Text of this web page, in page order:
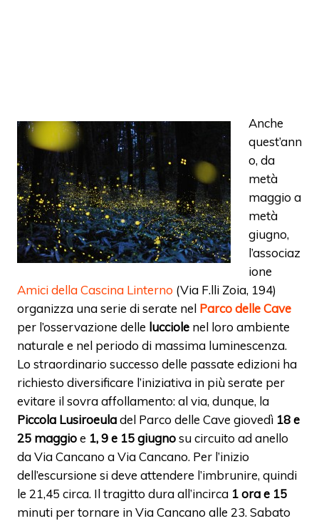
Anche
quest’ann
o, da
metà
maggio a
metà
giugno,
l’associaz
ione
Amici della Cascina Linterno (Via F.lli Zoia, 194)
organizza una serie di serate nel Parco delle Cave
per l’osservazione delle lucciole nel loro ambiente
naturale e nel periodo di massima luminescenza.
Lo straordinario successo delle passate edizioni ha
richiesto diversificare l’iniziativa in più serate per
evitare il sovra affollamento: al via, dunque, la
Piccola Lusiroeuladel Parco delle Cave giovedì 18 e
25 maggioe 1, 9 e 15 giugnosu circuito ad anello
da Via Cancano a Via Cancano. Per l’inizio
dell’escursione si deve attendere l’imbrunire, quindi
le 21,45 circa. Il tragitto dura all’incirca 1 ora e 15
minuti per tornare in Via Cancano alle 23. Sabato